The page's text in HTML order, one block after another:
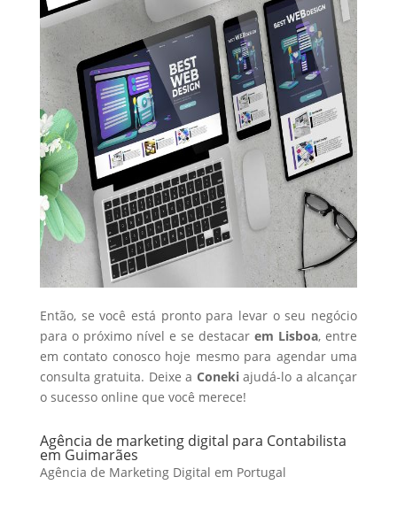
Então, se você está pronto para levar o seu negócio
para o próximo nível e se destacarem Lisboa, entre
em contato conosco hoje mesmo para agendar uma
consulta gratuita. Deixe a Conekiajudá-lo a alcançar
o sucesso online que você merece!
Agência de marketing digital para Contabilista
em Guimarães
Agência de Marketing Digital em Portugal